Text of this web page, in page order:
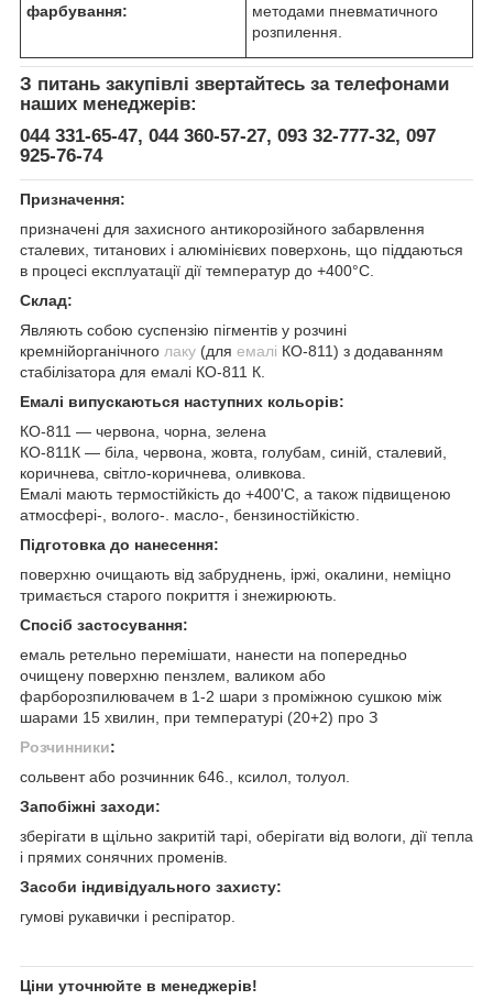
фарбування:
методами пневматичного
розпилення.
З питань закупівлі звертайтесь за телефонами
наших менеджерів:
044 331-65-47, 044 360-57-27, 093 32-777-32, 097
925-76-74
Призначення:
призначені для захисного антикорозійного забарвлення
сталевих, титанових і алюмінієвих поверхонь, що піддаються
в процесі експлуатації дії температур до +400°С.
Склад:
Являють собою суспензію пігментів у розчині
кремнійорганічного лаку (для емалі КО-811) з додаванням
стабілізатора для емалі КО-811 К.
Емалі випускаються наступних кольорів:
КО-811 — червона, чорна, зелена
КО-811К — біла, червона, жовта, голубам, синій, сталевий,
коричнева, світло-коричнева, оливкова.
Емалі мають термостійкість до +400'С, а також підвищеною
атмосфері-, волого-. масло-, бензиностійкістю.
Підготовка до нанесення:
поверхню очищають від забруднень, іржі, окалини, неміцно
тримається старого покриття і знежирюють.
Спосіб застосування:
емаль ретельно перемішати, нанести на попередньо
очищену поверхню пензлем, валиком або
фарборозпилювачем в 1-2 шари з проміжною сушкою між
шарами 15 хвилин, при температурі (20+2) про З
Розчинники:
сольвент або розчинник 646., ксилол, толуол.
Запобіжні заходи:
зберігати в щільно закритій тарі, оберігати від вологи, дії тепла
і прямих сонячних променів.
Засоби індивідуального захисту:
гумові рукавички і респіратор.
Ціни уточнюйте в менеджерів!